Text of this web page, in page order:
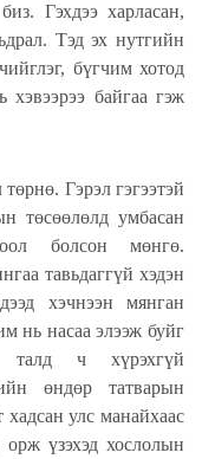
Гэхдээ харласан,
Тэд эх нутгийн
бүгчим хотод
хэвээрээ байгаа гэж
Гэрэл гэгээтэй
төсөөлөлд умбасан
болсон мөнгө.
тавьдаггүй хэдэн
хэчнээн мянган
нь насаа элээж буйг
талд ч хүрэхгүй
өндөр татварын
хадсан улс манайхаас
үзэхэд хослолын